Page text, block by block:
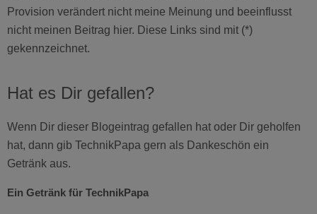
Provision verändert nicht meine Meinung und beeinflusst
nicht meinen Beitrag hier. Diese Links sind mit (*)
gekennzeichnet.
Hat es Dir gefallen?
Wenn Dir dieser Blogeintrag gefallen hat oder Dir geholfen
hat, dann gib TechnikPapa gern als Dankeschön ein
Getränk aus.
Ein Getränk für TechnikPapa